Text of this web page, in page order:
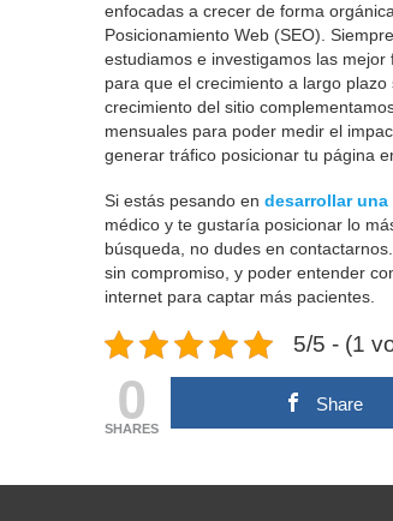
enfocadas a crecer de forma
Posicionamiento Web (SEO).
estudiamos e investigamos las
para que el crecimiento a largo
crecimiento del sitio
mensuales para poder medir el
generar tráfico posicionar tu página
Si estás pesando en desarrollar una
médico y te gustaría posicionar lo
búsqueda, no dudes en
sin compromiso, y poder entender
internet para captar más pacientes.
5/5 - (1
0
SHARES
Share